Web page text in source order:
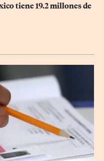
tiene 19.2 millones de